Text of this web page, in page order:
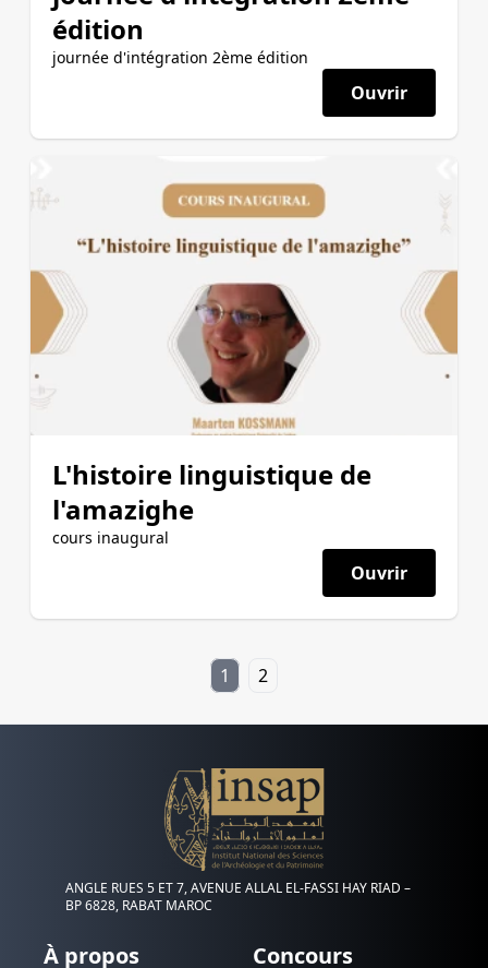
édition
journée d'intégration 2ème édition
Ouvrir
L'histoire linguistique de
l'amazighe
cours inaugural
Ouvrir
1 2
ANGLE RUES 5 ET 7, AVENUE ALLAL EL-FASSI HAY RIAD –
BP 6828, RABAT MAROC
À propos Concours